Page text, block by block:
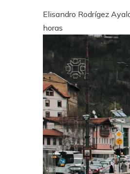
Elisandro Rodrígez
horas